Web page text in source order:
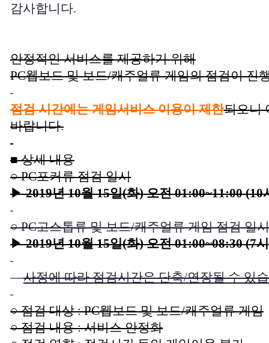
감사합니다.
안정적인 서비스를 제공하기 위해
PC웹보드 및 보드/캐주얼류 게임의 점검이 진
점검 시간에는 게임서비스 이용이 제한되오니
바랍니다.
■ 상세 내용
○ PC포커류 점검 일시
▶2019년 10월 15일(화) 오전 01:00~11:00 (10
○ PC고스톱류 및 보드/캐주얼류 게임 점검 일
▶2019년 10월 15일(화) 오전 01:00~08:30 (7
-사정에 따라 점검시간은 단축/연장될 수 있
○ 점검 대상 : PC웹보드 및 보드/캐주얼류 게임
○ 점검 내용 : 서비스 안정화